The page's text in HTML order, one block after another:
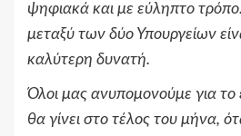
ψηφιακά και με εύληπτο
μεταξύ των δύο Υπουργείων
καλύτερη δυνατή.
Όλοι μας ανυπομονούμε για
θα γίνει στο τέλος του μήνα,